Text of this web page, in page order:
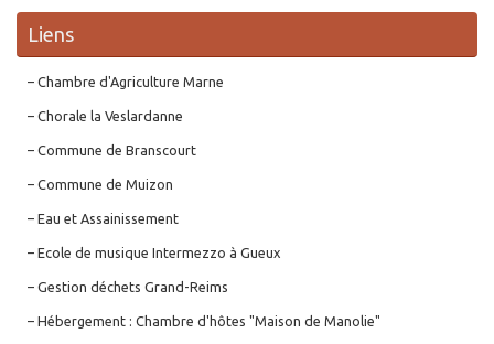
Liens
– Chambre d'Agriculture Marne
– Chorale la Veslardanne
– Commune de Branscourt
– Commune de Muizon
– Eau et Assainissement
– Ecole de musique Intermezzo à Gueux
– Gestion déchets Grand-Reims
– Hébergement : Chambre d'hôtes "Maison de Manolie"